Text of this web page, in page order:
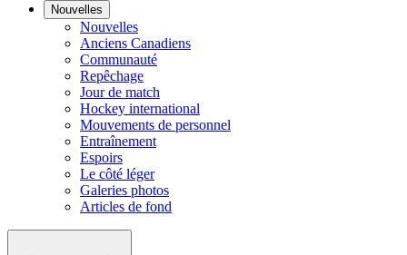
Nouvelles
Nouvelles
Anciens Canadiens
Communauté
Repêchage
Jour de match
Hockey international
Mouvements de personnel
Entraînement
Espoirs
Le côté léger
Galeries photos
Articles de fond